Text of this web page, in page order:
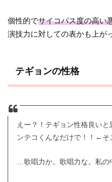
個性的でサイコパス度の高い
演技力に対しての表かも上が
テギョンの性格
えー？！テギョン性格良い
ンテコくんなだけで！！←そ
…歌唱力か。歌唱力な。私の